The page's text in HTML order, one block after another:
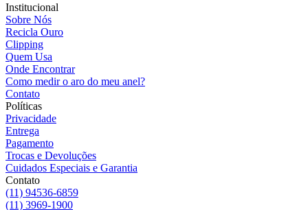
Institucional
Sobre Nós
Recicla Ouro
Clipping
Quem Usa
Onde Encontrar
Como medir o aro do meu anel?
Contato
Políticas
Privacidade
Entrega
Pagamento
Trocas e Devoluções
Cuidados Especiais e Garantia
Contato
(11) 94536-6859
(11) 3969-1900